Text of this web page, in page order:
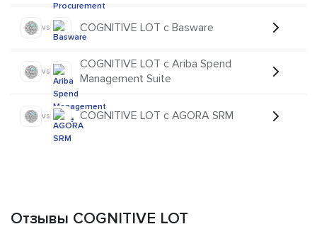
vs COGNITIVE LOT с Basware
vs
COGNITIVE LOT с Ariba Spend
Management Suite
vs COGNITIVE LOT с AGORA SRM
Отзывы COGNITIVE LOT